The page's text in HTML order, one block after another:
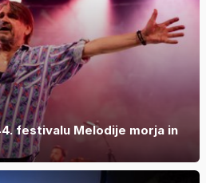
festivalu Melodije morja in